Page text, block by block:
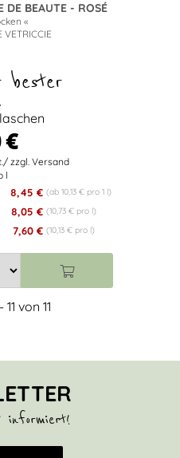
DE BEAUTE - ROSÉ
«
VETRICCIE
bester
€
l
8,45 € (ab 10,13 € pro 1 l)
8,05 € (10,73 € pro l)
7,60 € (10,13 € pro l)
von 11